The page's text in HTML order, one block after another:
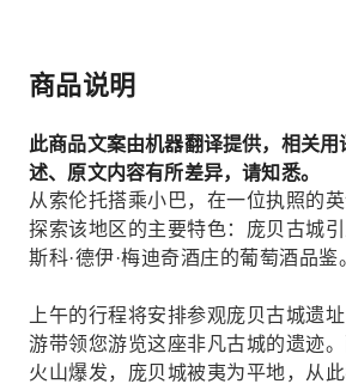
商品说明
此商品文案由机器翻译提供，相关
述、原文内容有所差异，请知悉。
从索伦托搭乘小巴，在一位执照的英
探索该地区的主要特色：庞贝古城
斯科·德伊·梅迪奇酒庄的葡萄酒品鉴
上午的行程将安排参观庞贝古城遗
游带领您游览这座非凡古城的遗迹
火山爆发，庞贝城被夷为平地，从